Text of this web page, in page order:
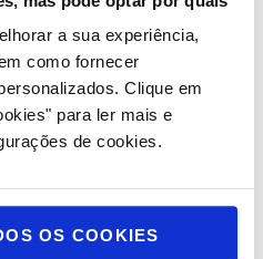
a sua experiência,
como fornecer
Clique em
para ler mais e
de cookies.
OS COOKIES
meta, que nos permitirá
Based Targets Initiative”.
mais elevadas integrando
as partes dos nossos
para ajudar os nossos
em linha com as nossas.”